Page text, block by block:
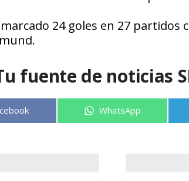
24 goles en 27
fuente de noticias
Compartir
WhatsApp